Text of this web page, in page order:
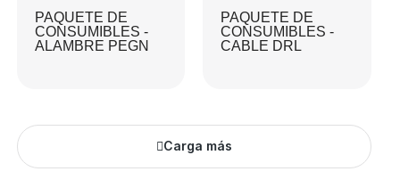
PAQUETE DE
CONSUMIBLES -
ALAMBRE PEGN
PAQUETE DE
CONSUMIBLES -
CABLE DRL
Carga más